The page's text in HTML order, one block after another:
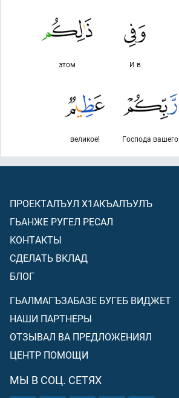
И в
этом
Господа вашего
великое!
ПРОЕКТАЛЪУЛ Х1АКЪАЛЪУЛЪ
ГЬАНЖЕ РУГЕЛ РЕСАЛ
КОНТАКТЫ
СДЕЛАТЬ ВКЛАД
БЛОГ
ГЬАЛМАГЪЗАБАЗЕ БУГЕБ ВИДЖЕТ
НАШИ ПАРТНЕРЫ
ОТЗЫВАЛ ВА ПРЕДЛОЖЕНИЯЛ
ЦЕНТР ПОМОЩИ
МЫ В СОЦ. СЕТЯХ